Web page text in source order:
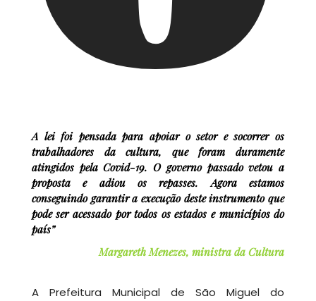
A lei foi pensada para apoiar o setor e socorrer os
trabalhadores da cultura, que foram duramente
atingidos pela Covid-19. O governo passado vetou a
proposta e adiou os repasses. Agora estamos
conseguindo garantir a execução deste instrumento que
pode ser acessado por todos os estados e municípios do
país”
Margareth Menezes, ministra da Cultura
A Prefeitura Municipal de São Miguel do